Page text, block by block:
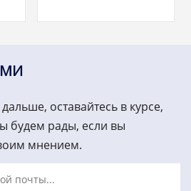
и
системы защиты техники
четырех входных
динамических сигналов и
скорости.
оставайтесь в курсе,
будем рады, если вы
мнением.